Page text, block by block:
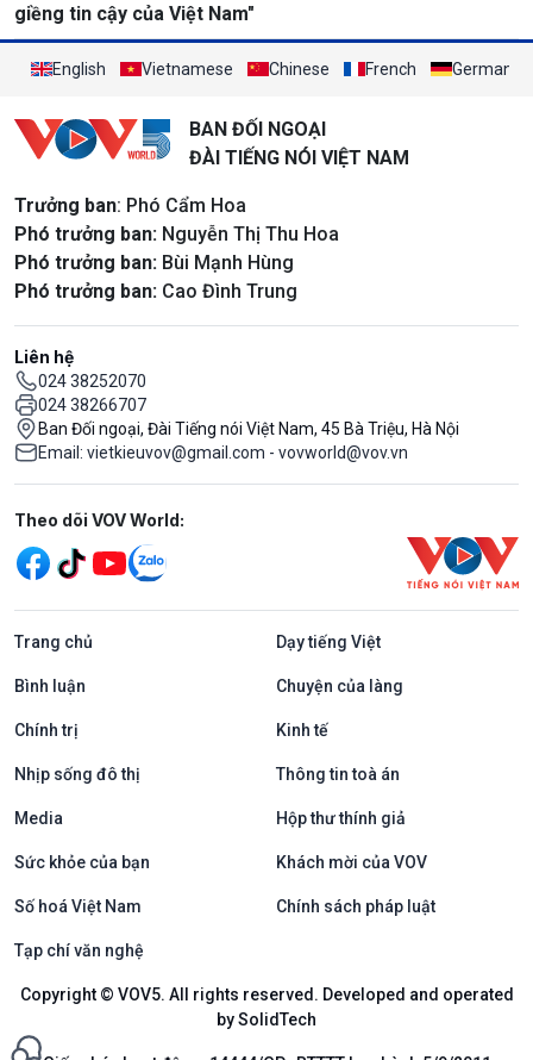
giềng tin cậy của Việt Nam"
English Vietnamese Chinese French German
BAN ĐỐI NGOẠI
ĐÀI TIẾNG NÓI VIỆT NAM
Trưởng ban: Phó Cẩm Hoa
Phó trưởng ban: Nguyễn Thị Thu Hoa
Phó trưởng ban: Bùi Mạnh Hùng
Phó trưởng ban: Cao Đình Trung
Liên hệ
024 38252070
024 38266707
Ban Đối ngoại, Đài Tiếng nói Việt Nam, 45 Bà Triệu, Hà Nội
Email: vietkieuvov@gmail.com - vovworld@vov.vn
Mạng xã hội
Theo dõi VOV World:
Trang chủ Dạy tiếng Việt
Bình luận Chuyện của làng
Chính trị Kinh tế
Nhịp sống đô thị Thông tin toà án
Media Hộp thư thính giả
Sức khỏe của bạn Khách mời của VOV
Số hoá Việt Nam Chính sách pháp luật
Tạp chí văn nghệ
Copyright © VOV5. All rights reserved. Developed and operated
by SolidTech